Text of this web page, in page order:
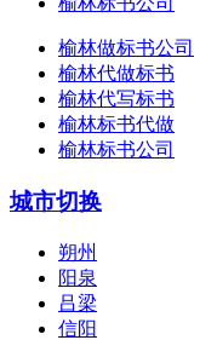
榆林做标书公司
榆林代做标书
榆林代写标书
榆林标书代做
榆林标书公司
城市切换
朔州
阳泉
吕梁
信阳